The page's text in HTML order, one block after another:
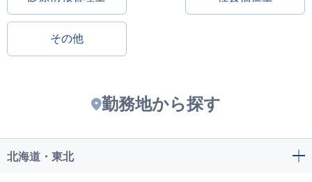
その他
勤務地から探す
北海道・東北